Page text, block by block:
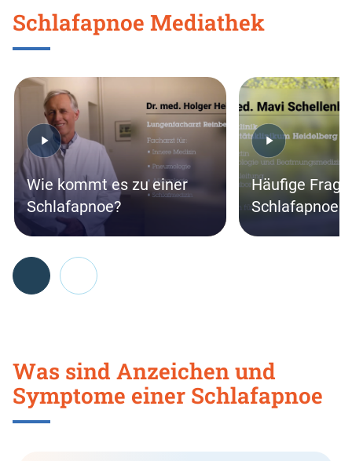
Schlafapnoe Mediathek
Skip
section
Wie kommt es zu einer
Schlafapnoe?
Häufige
Schlafapnoe
before
this
section
Was sind Anzeichen und
Symptome einer Schlafapnoe